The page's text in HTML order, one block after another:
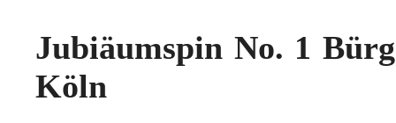
Jubiäumspin No. 1
Köln